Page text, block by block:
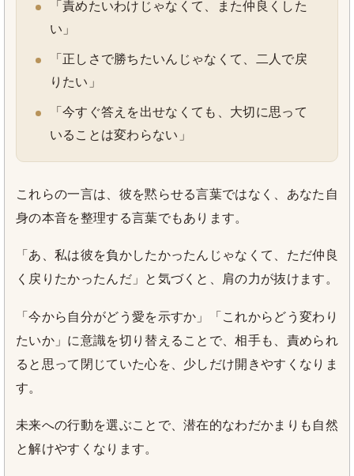
「責めたいわけじゃなくて、また仲良くした
い」
「正しさで勝ちたいんじゃなくて、二人で戻
りたい」
「今すぐ答えを出せなくても、大切に思って
いることは変わらない」
これらの一言は、彼を黙らせる言葉ではなく、あなた自
身の本音を整理する言葉でもあります。
「あ、私は彼を負かしたかったんじゃなくて、ただ仲良
く戻りたかったんだ」と気づくと、肩の力が抜けます。
「今から自分がどう愛を示すか」「これからどう変わり
たいか」に意識を切り替えることで、相手も、責められ
ると思って閉じていた心を、少しだけ開きやすくなりま
す。
未来への行動を選ぶことで、潜在的なわだかまりも自然
と解けやすくなります。